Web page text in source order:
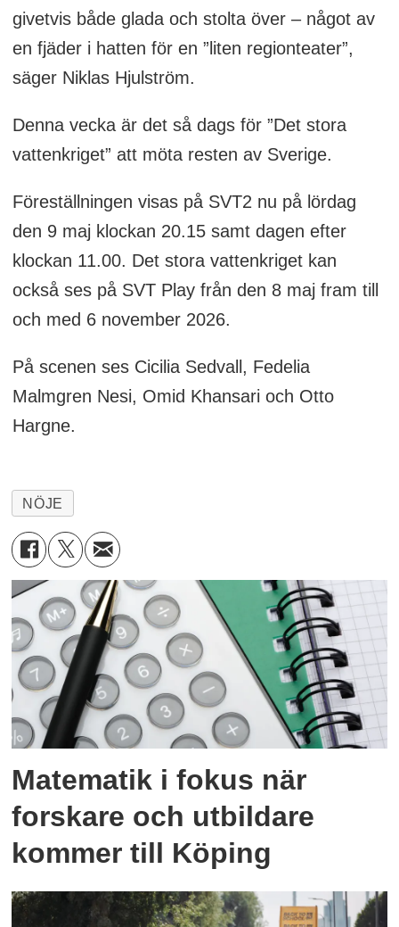
givetvis både glada och stolta över – något av
en fjäder i hatten för en ”liten regionteater”,
säger Niklas Hjulström.
Denna vecka är det så dags för ”Det stora
vattenkriget” att möta resten av Sverige.
Föreställningen visas på SVT2 nu på lördag
den 9 maj klockan 20.15 samt dagen efter
klockan 11.00. Det stora vattenkriget kan
också ses på SVT Play från den 8 maj fram till
och med 6 november 2026.
På scenen ses Cicilia Sedvall, Fedelia
Malmgren Nesi, Omid Khansari och Otto
Hargne.
NÖJE
Matematik i fokus när
forskare och utbildare
kommer till Köping